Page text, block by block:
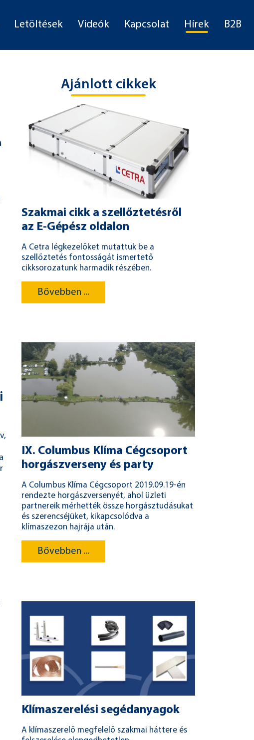
Letöltések Videók Kapcsolat Hírek B2B
Ajánlott cikkek
Szakmai cikk a szellőztetésről
az E-Gépész oldalon
A Cetra légkezelőket mutattuk be a
szellőztetés fontosságát ismertető
cikksorozatunk harmadik részében.
Bővebben ...
IX. Columbus Klíma Cégcsoport
horgászverseny és party
A Columbus Klíma Cégcsoport 2019.09.19-én
rendezte horgászversenyét, ahol üzleti
partnereik mérhették össze horgásztudásukat
és szerencséjüket, kikapcsolódva a
klímaszezon hajrája után.
Bővebben ...
Klímaszerelési segédanyagok
A klímaszerelő megfelelő szakmai háttere és